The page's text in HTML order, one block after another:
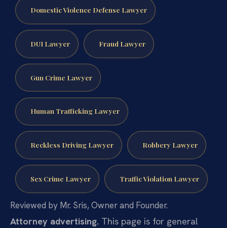
Domestic Violence Defense Lawyer
DUI Lawyer Fraud Lawyer
Gun Crime Lawyer
Human Trafficking Lawyer
Reckless Driving Lawyer Robbery Lawyer
Sex Crime Lawyer Traffic Violation Lawyer
Reviewed by Mr. Sris, Owner and Founder.
Attorney advertising. This page is for general